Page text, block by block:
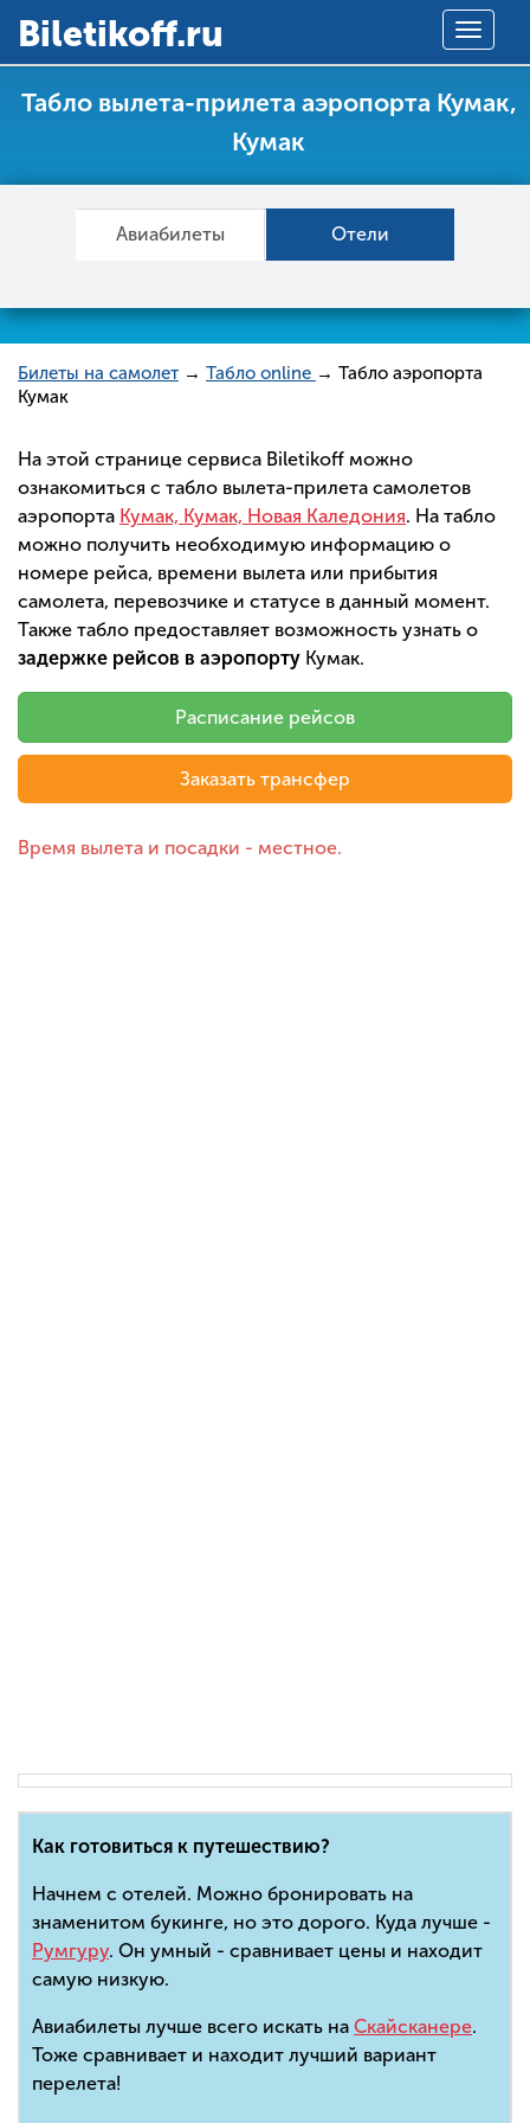
Toggle
Вiletikoff.ru
Табло вылета-прилета аэропорта Кумак,
Кумак
Авиабилеты Отели
Билеты на самолет → Табло online → Табло аэропорта
Кумак
На этой странице сервиса Biletikoff можно
ознакомиться с табло вылета-прилета самолетов
аэропорта Кумак, Кумак, Новая Каледония. На табло
можно получить необходимую информацию о
номере рейса, времени вылета или прибытия
самолета, перевозчике и статусе в данный момент.
Также табло предоставляет возможность узнать о
задержке рейсов в аэропорту Кумак.
Расписание рейсов
Заказать трансфер
Время вылета и посадки - местное.
Как готовиться к путешествию?
Начнем с отелей. Можно бронировать на
знаменитом букинге, но это дорого. Куда лучше -
Румгуру. Он умный - сравнивает цены и находит
самую низкую.
Авиабилеты лучше всего искать на Скайсканере.
Тоже сравнивает и находит лучший вариант
перелета!